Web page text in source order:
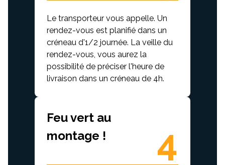
Le transporteur vous appelle. Un
rendez-vous est planifié dans un
créneau d'1/2 journée. La veille du
rendez-vous, vous aurez la
possibilité de préciser l'heure de
livraison dans un créneau de 4h.
4
Feu vert au
montage !